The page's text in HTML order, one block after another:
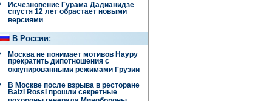
Исчезновение Гурама Дадианидзе
спустя 12 лет обрастает новыми
версиями
В России:
Москва не понимает мотивов Науру
прекратить дипотношения с
оккупированными режимами Грузии
В Москве после взрыва в ресторане
Balzi Rossi прошли секретные